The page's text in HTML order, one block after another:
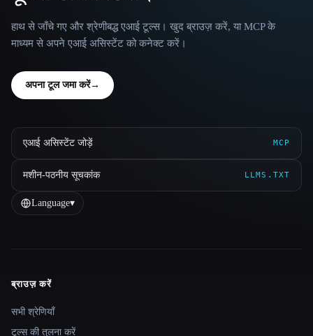
हाथ से जाँचे गए और श्रेणीबद्ध एआई टूल्स। खुद ब्राउज़ करें, या MCP के
माध्यम से अपने एआई असिस्टेंट को कनेक्ट करें।
अपना टूल जमा करें→
एआई असिस्टेंट जोड़ें MCP
मशीन-पठनीय सूचकांक LLMS.TXT
Language▾
Site navigation
ब्राउज़ करें
सभी श्रेणियाँ
टूल्स की तुलना करें